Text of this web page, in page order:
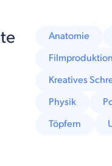
Anatomie
Filmproduktion
Kreatives
Physik
Töpfern